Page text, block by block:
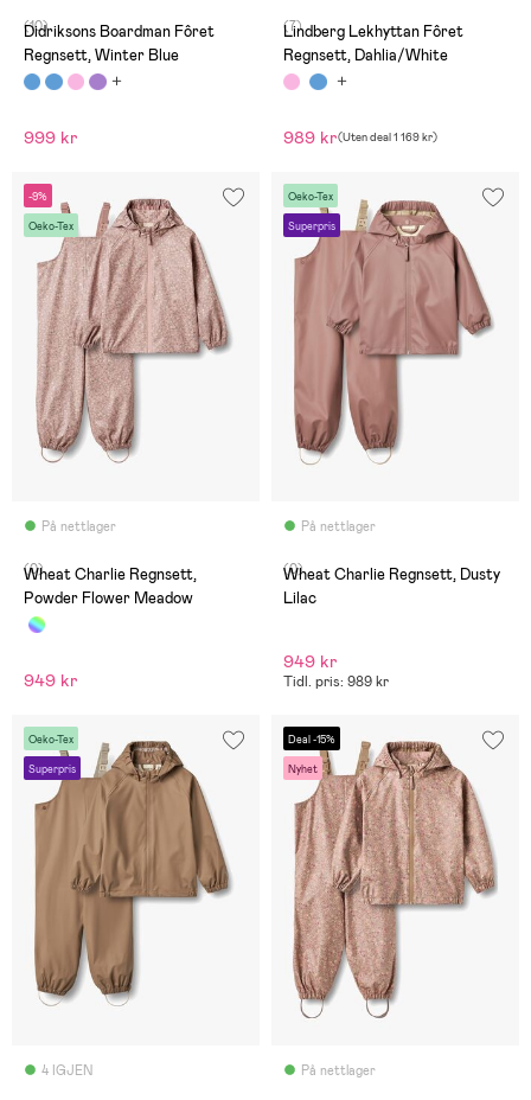
(10)
Didriksons Boardman Fôret
Regnsett, Winter Blue
999 kr
(7)
Lindberg Lekhyttan Fôret
Regnsett, Dahlia/White
989 kr(Uten deal1 169 kr)
-9%
Oeko-Tex
På nettlager
(0)
Wheat Charlie Regnsett,
Powder Flower Meadow
949 kr
Oeko-Tex
Superpris
På nettlager
(0)
Wheat Charlie Regnsett, Dusty
Lilac
949 kr
Tidl. pris: 989 kr
Oeko-Tex
Superpris
4 IGJEN
Deal -15%
Nyhet
På nettlager